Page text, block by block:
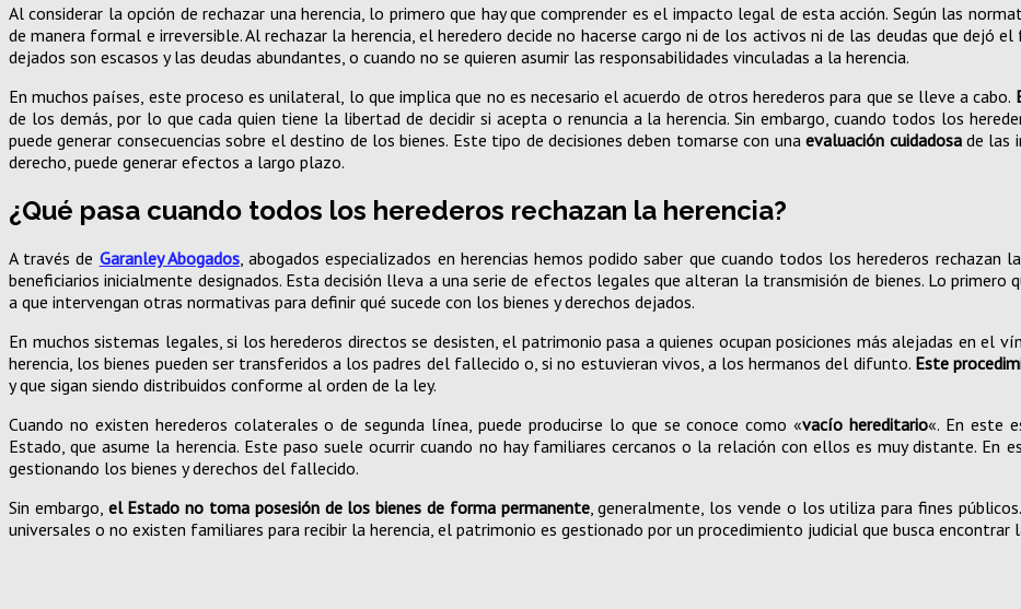
Al considerar la opción de rechazar una herencia, lo primero que hay que comprender es el impacto legal de esta acción. Según las
de manera formal e irreversible. Al rechazar la herencia, el heredero decide no hacerse cargo ni de los activos ni de las deudas que dejó
dejados son escasos y las deudas abundantes, o cuando no se quieren asumir las responsabilidades vinculadas a la herencia.
En muchos países, este proceso es unilateral, lo que implica que no es necesario el acuerdo de otros herederos para que se lleve a cabo.
de los demás, por lo que cada quien tiene la libertad de decidir si acepta o renuncia a la herencia. Sin embargo, cuando todos los
puede generar consecuencias sobre el destino de los bienes. Este tipo de decisiones deben tomarse con unaevaluación cuidadosade las
derecho, puede generar efectos a largo plazo.
¿Qué pasa cuando todos los herederos rechazan la herencia?
A través de Garanley Abogados, abogados especializados en herencias hemos podido saber que cuando todos los herederos
beneficiarios inicialmente designados. Esta decisión lleva a una serie de efectos legales que alteran la transmisión de bienes. Lo primero
a que intervengan otras normativas para definir qué sucede con los bienes y derechos dejados.
En muchos sistemas legales, si los herederos directos se desisten, el patrimonio pasa a quienes ocupan posiciones más alejadas en el
herencia, los bienes pueden ser transferidos a los padres del fallecido o, si no estuvieran vivos, a los hermanos del difunto. Este
y que sigan siendo distribuidos conforme al orden de la ley.
Cuando no existen herederos colaterales o de segunda línea, puede producirse lo que se conoce como «vacío hereditario«. En este
Estado, que asume la herencia. Este paso suele ocurrir cuando no hay familiares cercanos o la relación con ellos es muy distante.
gestionando los bienes y derechos del fallecido.
Sin embargo, el Estado no toma posesión de los bienes de forma permanente, generalmente, los vende o los utiliza para fines
universales o no existen familiares para recibir la herencia, el patrimonio es gestionado por un procedimiento judicial que busca